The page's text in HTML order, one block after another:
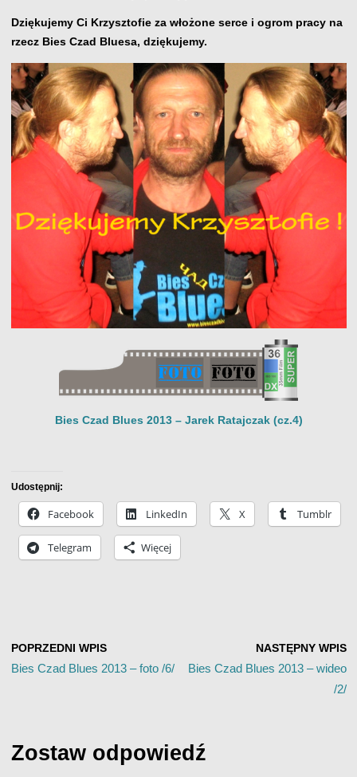
Dziękujemy Ci Krzysztofie za włożone serce i ogrom pracy na
rzecz Bies Czad Bluesa, dziękujemy.
Bies Czad Blues 2013 – Jarek Ratajczak (cz.4)
Udostępnij:
Facebook LinkedIn X Tumblr
Telegram Więcej
POPRZEDNI WPIS
Bies Czad Blues 2013 – foto /6/
NASTĘPNY WPIS
Bies Czad Blues 2013 – wideo
/2/
Zostaw odpowiedź